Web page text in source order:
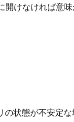
けなければ意味
状態が不安定